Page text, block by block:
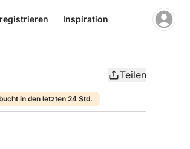
Inspiration
Teilen
in den letzten 24 Std.